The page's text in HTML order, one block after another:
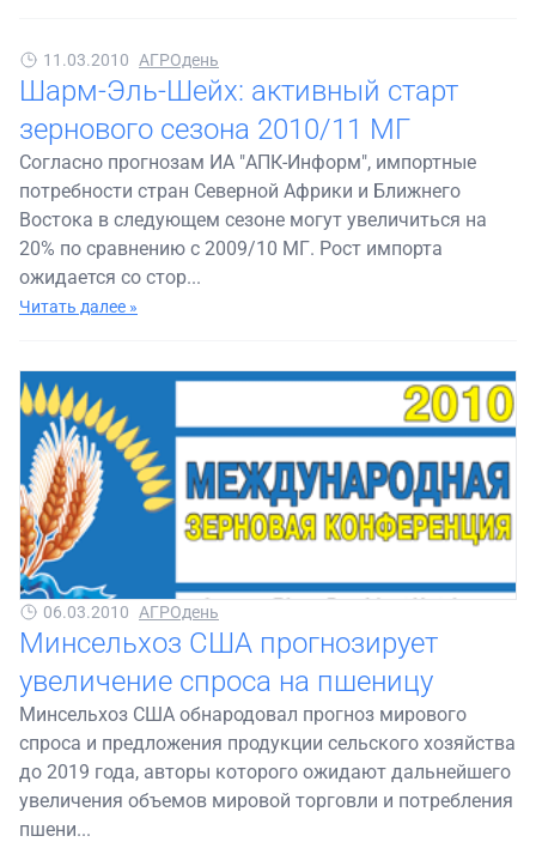
11.03.2010 АГРОдень
Шарм-Эль-Шейх: активный старт
зернового сезона 2010/11 МГ
Согласно прогнозам ИА "АПК-Информ", импортные
потребности стран Северной Африки и Ближнего
Востока в следующем сезоне могут увеличиться на
20% по сравнению с 2009/10 МГ. Рост импорта
ожидается со стор...
Читать далее »
06.03.2010 АГРОдень
Минсельхоз США прогнозирует
увеличение спроса на пшеницу
Минсельхоз США обнародовал прогноз мирового
спроса и предложения продукции сельского хозяйства
до 2019 года, авторы которого ожидают дальнейшего
увеличения объемов мировой торговли и потребления
пшени...